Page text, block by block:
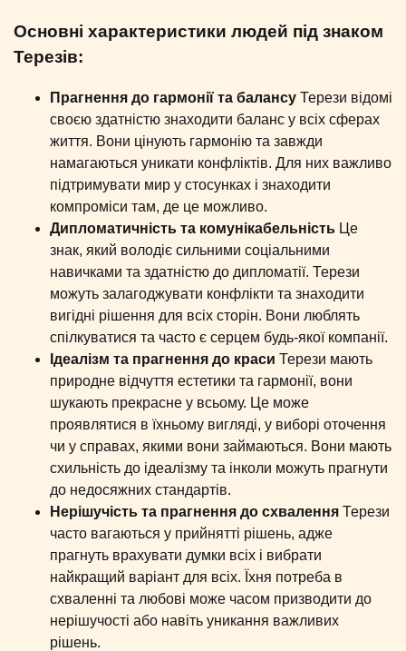
Основні характеристики людей під знаком
Терезів:
Прагнення до гармонії та балансу Терези відомі
своєю здатністю знаходити баланс у всіх сферах
життя. Вони цінують гармонію та завжди
намагаються уникати конфліктів. Для них важливо
підтримувати мир у стосунках і знаходити
компроміси там, де це можливо.
Дипломатичність та комунікабельність Це
знак, який володіє сильними соціальними
навичками та здатністю до дипломатії. Терези
можуть залагоджувати конфлікти та знаходити
вигідні рішення для всіх сторін. Вони люблять
спілкуватися та часто є серцем будь-якої компанії.
Ідеалізм та прагнення до краси Терези мають
природне відчуття естетики та гармонії, вони
шукають прекрасне у всьому. Це може
проявлятися в їхньому вигляді, у виборі оточення
чи у справах, якими вони займаються. Вони мають
схильність до ідеалізму та інколи можуть прагнути
до недосяжних стандартів.
Нерішучість та прагнення до схвалення Терези
часто вагаються у прийнятті рішень, адже
прагнуть врахувати думки всіх і вибрати
найкращий варіант для всіх. Їхня потреба в
схваленні та любові може часом призводити до
нерішучості або навіть уникання важливих
рішень.